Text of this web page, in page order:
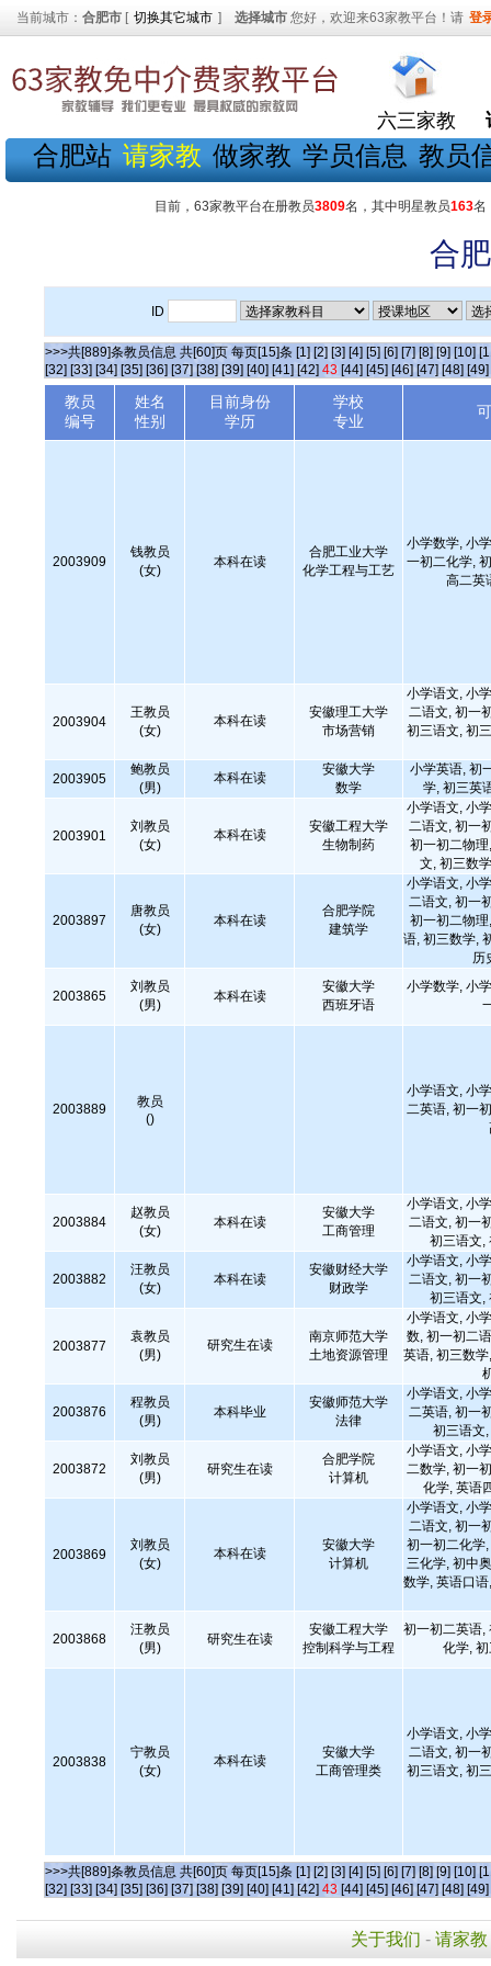
当前城市： 合肥市 [ 切换其它城市 ] 选择城市 您好，欢迎来63家教平台！请 登
六三家教
合肥站 请家教 做家教 学员信息 教员
目前，63家教平台在册教员3809名，其中明星教员163名
合
ID
>>>共[889]条教员信息 共[60]页 每页[15]条 [1] [2] [3] [4] [5] [6] [7] [8] [9] [10]
[32] [33] [34] [35] [36] [37] [38] [39] [40] [41] [42] 43 [44] [45] [46] [47] [48] [49]
教员
编号
姓名
性别
目前身份
学历
学校
专业
2003909
钱教员
(女)
本科在读
合肥工业大学
化学工程与工艺
小学数学, 小
一初二化学,
高二英
2003904
王教员
(女)
本科在读
安徽理工大学
市场营销
小学语文, 小
二语文, 初一
初三语文, 初
2003905
鲍教员
(男)
本科在读
安徽大学
数学
小学英语, 初
学, 初三英
2003901
刘教员
(女)
本科在读
安徽工程大学
生物制药
小学语文, 小
二语文, 初一
初一初二物
文, 初三数
2003897
唐教员
(女)
本科在读
合肥学院
建筑学
小学语文, 小
二语文, 初一
初一初二物
语, 初三数学,
历
2003865
刘教员
(男)
本科在读
安徽大学
西班牙语
小学数学, 小
2003889
教员
()
小学语文, 小
二英语, 初一
2003884
赵教员
(女)
本科在读
安徽大学
工商管理
小学语文, 小
二语文, 初一
初三语文,
2003882
汪教员
(女)
本科在读
安徽财经大学
财政学
小学语文, 小
二语文, 初一
初三语文,
2003877
袁教员
(男)
研究生在读
南京师范大学
土地资源管理
小学语文, 小
数, 初一初二
英语, 初三数
2003876
程教员
(男)
本科毕业
安徽师范大学
法律
小学语文, 小
二英语, 初一
初三语文
2003872
刘教员
(男)
研究生在读
合肥学院
计算机
小学语文, 小
二数学, 初一
化学, 英语
2003869
刘教员
(女)
本科在读
安徽大学
计算机
小学语文, 小
二语文, 初一
初一初二化学
三化学, 初中
数学, 英语口
2003868
汪教员
(男)
研究生在读
安徽工程大学
控制科学与工程
初一初二英语,
化学,
2003838
宁教员
(女)
本科在读
安徽大学
工商管理类
小学语文, 小
二语文, 初一
初三语文, 初
>>>共[889]条教员信息 共[60]页 每页[15]条 [1] [2] [3] [4] [5] [6] [7] [8] [9] [10]
[32] [33] [34] [35] [36] [37] [38] [39] [40] [41] [42] 43 [44] [45] [46] [47] [48] [49]
关于我们 - 请家教